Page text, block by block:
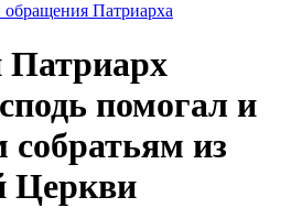
обращения Патриарха
помогал и
из
Церкви